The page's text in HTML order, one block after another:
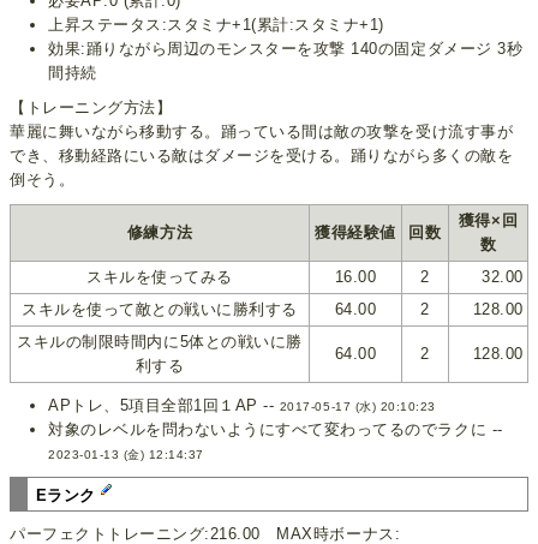
上昇ステータス:スタミナ+1(累計:スタミナ+1)
効果:踊りながら周辺のモンスターを攻撃 140の固定ダメージ 3秒
間持続
【トレーニング方法】
華麗に舞いながら移動する。踊っている間は敵の攻撃を受け流す事が
でき、移動経路にいる敵はダメージを受ける。踊りながら多くの敵を
倒そう。
修練方法 獲得経験値 回数
獲得×回
数
スキルを使ってみる
16.00 2
32.00
スキルを使って敵との戦いに勝利する
64.00 2
128.00
スキルの制限時間内に5体との戦いに勝
利する
64.00 2 128.00
APトレ、5項目全部1回１AP -- 2017-05-17 (水) 20:10:23
対象のレベルを問わないようにすべて変わってるのでラクに --
2023-01-13 (金) 12:14:37
Eランク
パーフェクトトレーニング:216.00 MAX時ボーナス: